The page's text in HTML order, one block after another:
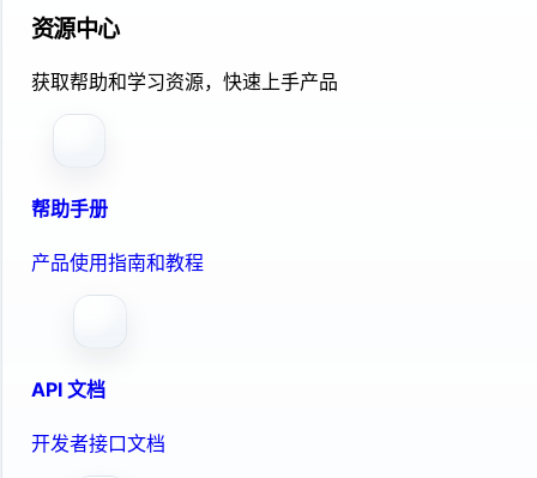
资源中心
获取帮助和学习资源，快速上手产品
帮助手册
产品使用指南和教程
API 文档
开发者接口文档